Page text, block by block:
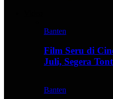
Banten
Film Seru di
Juli, Segera
Banten